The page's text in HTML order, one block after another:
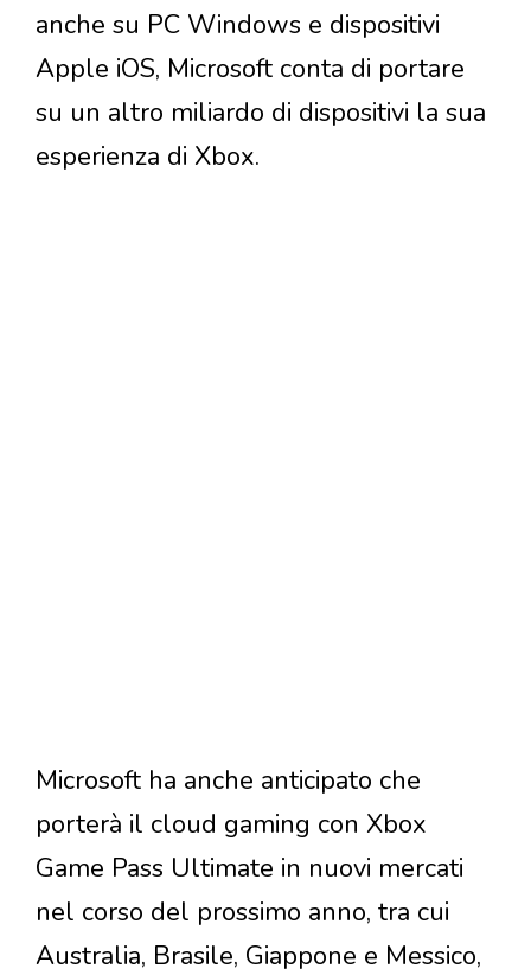
anche su PC Windows e dispositivi
Apple iOS, Microsoft conta di portare
su un altro miliardo di dispositivi la sua
esperienza di Xbox.
Microsoft ha anche anticipato che
porterà il cloud gaming con Xbox
Game Pass Ultimate in nuovi mercati
nel corso del prossimo anno, tra cui
Australia, Brasile, Giappone e Messico,